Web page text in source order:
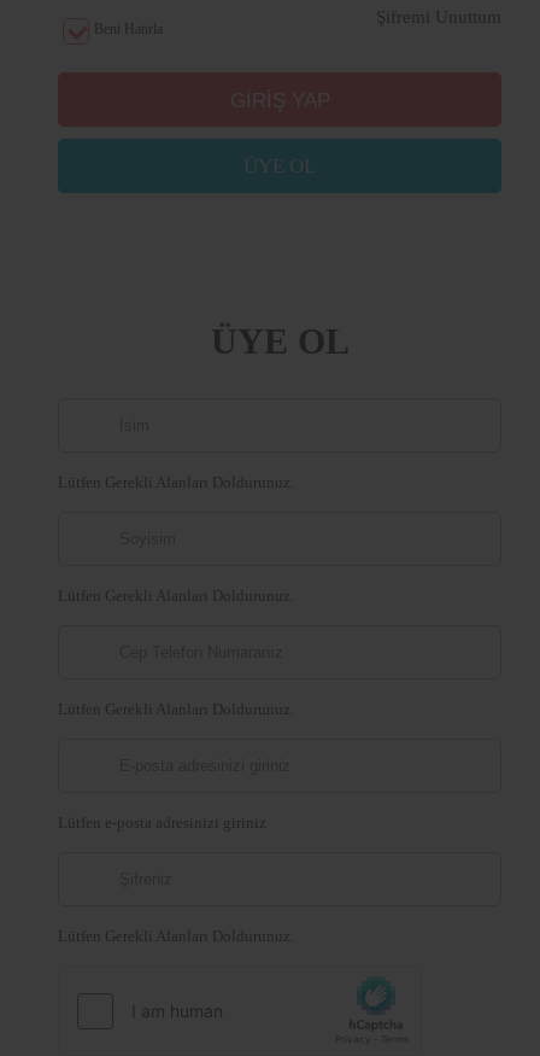
Beni Hatırla
Şifremi Unuttum
ÜYE OL
ÜYE OL
Lütfen Gerekli Alanları Doldurunuz.
Lütfen Gerekli Alanları Doldurunuz.
Lütfen Gerekli Alanları Doldurunuz.
Lütfen e-posta adresinizi giriniz
Lütfen Gerekli Alanları Doldurunuz.